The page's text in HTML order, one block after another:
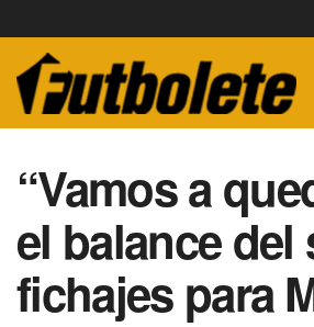
“Vamos a
el balance
fichajes para